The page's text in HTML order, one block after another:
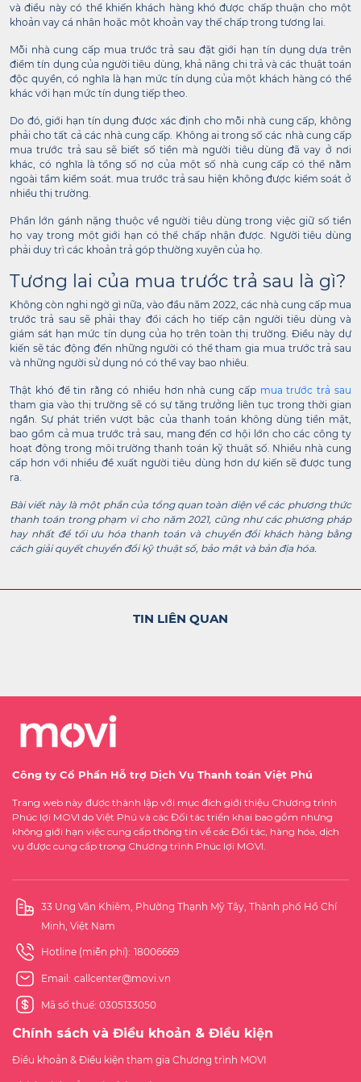
và điều này có thể khiến khách hàng khó được chấp thuận cho một
khoản vay cá nhân hoặc một khoản vay thế chấp trong tương lai.
Mỗi nhà cung cấp mua trước trả sau đặt giới hạn tín dụng dựa trên
điểm tín dụng của người tiêu dùng, khả năng chi trả và các thuật toán
độc quyền, có nghĩa là hạn mức tín dụng của một khách hàng có thể
khác với hạn mức tín dụng tiếp theo.
Do đó, giới hạn tín dụng được xác định cho mỗi nhà cung cấp, không
phải cho tất cả các nhà cung cấp. Không ai trong số các nhà cung cấp
mua trước trả sau sẽ biết số tiền mà người tiêu dùng đã vay ở nơi
khác, có nghĩa là tổng số nợ của một số nhà cung cấp có thể nằm
ngoài tầm kiểm soát. mua trước trả sau hiện không được kiểm soát ở
nhiều thị trường.
Phần lớn gánh nặng thuộc về người tiêu dùng trong việc giữ số tiền
họ vay trong một giới hạn có thể chấp nhận được. Người tiêu dùng
phải duy trì các khoản trả góp thường xuyên của họ.
Tương lai của mua trước trả sau là gì?
Không còn nghi ngờ gì nữa, vào đầu năm 2022, các nhà cung cấp mua
trước trả sau sẽ phải thay đổi cách họ tiếp cận người tiêu dùng và
giám sát hạn mức tín dụng của họ trên toàn thị trường. Điều này dự
kiến ​​sẽ tác động đến những người có thể tham gia mua trước trả sau
và những người sử dụng nó có thể vay bao nhiêu.
Thật khó để tin rằng có nhiều hơn nhà cung cấp mua trước trả sau
tham gia vào thị trường sẽ có sự tăng trưởng liên tục trong thời gian
ngắn. Sự phát triển vượt bậc của thanh toán không dùng tiền mặt,
bao gồm cả mua trước trả sau, mang đến cơ hội lớn cho các công ty
hoạt động trong môi trường thanh toán kỹ thuật số. Nhiều nhà cung
cấp hơn với nhiều đề xuất người tiêu dùng hơn dự kiến ​​sẽ được tung
ra.
Bài viết này là một phần của tổng quan toàn diện về các phương thức
thanh toán trong phạm vi cho năm 2021, cũng như các phương pháp
hay nhất để tối ưu hóa thanh toán và chuyển đổi khách hàng bằng
cách giải quyết chuyển đổi kỹ thuật số, bảo mật và bản địa hóa.
TIN LIÊN QUAN
Công ty Cổ Phần Hỗ trợ Dịch Vụ Thanh toán Việt Phú
Trang web này được thành lập với mục đích giới thiệu Chương trình
Phúc lợi MOVI do Việt Phú và các Đối tác triển khai bao gồm nhưng
không giới hạn việc cung cấp thông tin về các Đối tác, hàng hóa, dịch
vụ được cung cấp trong Chương trình Phúc lợi MOVI.
33 Ung Văn Khiêm, Phường Thạnh Mỹ Tây, Thành phố Hồ Chí
Minh, Việt Nam
Hotline (miễn phí): 18006669
Email: callcenter@movi.vn
Mã số thuế: 0305133050
Chính sách và Điều khoản & Điều kiện
Điều khoản & Điều kiện tham gia Chương trình MOVI